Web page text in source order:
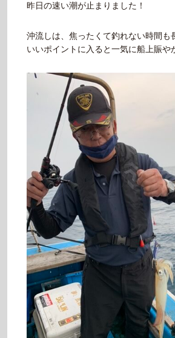
昨日の速い潮が止まりました！
沖流しは、焦ったくて釣れない時間も
いいポイントに入ると一気に船上賑や